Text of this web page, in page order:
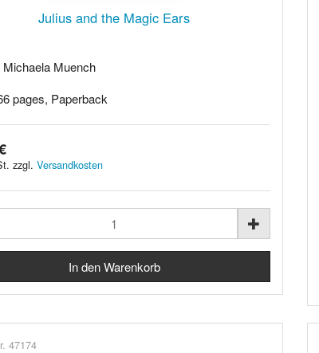
Julius and the Magic Ears
Michaela Muench
pages, Paperback
zzgl. Versandkosten
47174